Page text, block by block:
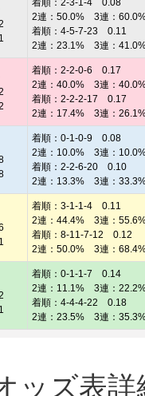
着順：2-3-1-4 0.08
2連：50.0% 3連：
着順：4-5-7-23 0.11
2連：23.1% 3連：
着順：2-2-0-6 0.17
2連：40.0% 3連：
着順：2-2-2-17 0.17
2連：17.4% 3連：
着順：0-1-0-9 0.08
2連：10.0% 3連：
着順：2-2-6-20 0.10
2連：13.3% 3連：
着順：3-1-1-4 0.11
2連：44.4% 3連：
着順：8-11-7-12 0.12
2連：50.0% 3連：
着順：0-1-1-7 0.14
2連：11.1% 3連：
着順：4-4-4-22 0.18
2連：23.5% 3連：
ッズ表詳